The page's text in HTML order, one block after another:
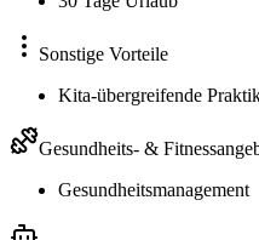
Sonstige Vorteile
Kita-übergreifende
Gesundheits- &
Gesundheitsmanagement